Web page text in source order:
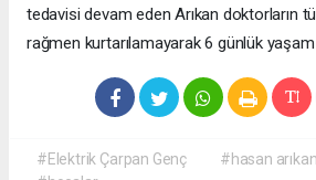
tedavisi devam eden Arıkan doktorların
rağmen kurtarılamayarak 6 günlük yaşam
#Elektrik Çarpan Genç #hasan arıkan